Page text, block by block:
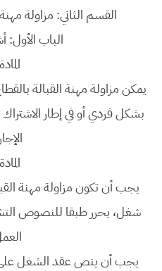
القسم الثاني: مزاولة
الباب الأول:
المادة 5
يمكن مزاولة مهنة القبالة
المادة 6
يجب أن تكون مزاولة مهنة
شغل، يحرر طبقا للنصوص
يجب أن ينص عقد الشغل على أن